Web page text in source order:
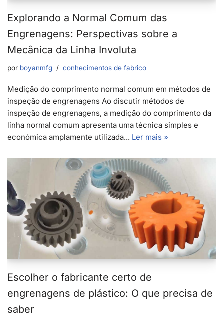
Explorando a Normal Comum das
Engrenagens: Perspectivas sobre a
Mecânica da Linha Involuta
por boyanmfg conhecimentos de fabrico
Medição do comprimento normal comum em métodos de
inspeção de engrenagens Ao discutir métodos de
inspeção de engrenagens, a medição do comprimento da
linha normal comum apresenta uma técnica simples e
económica amplamente utilizada... Ler mais »
Escolher o fabricante certo de
engrenagens de plástico: O que precisa de
saber